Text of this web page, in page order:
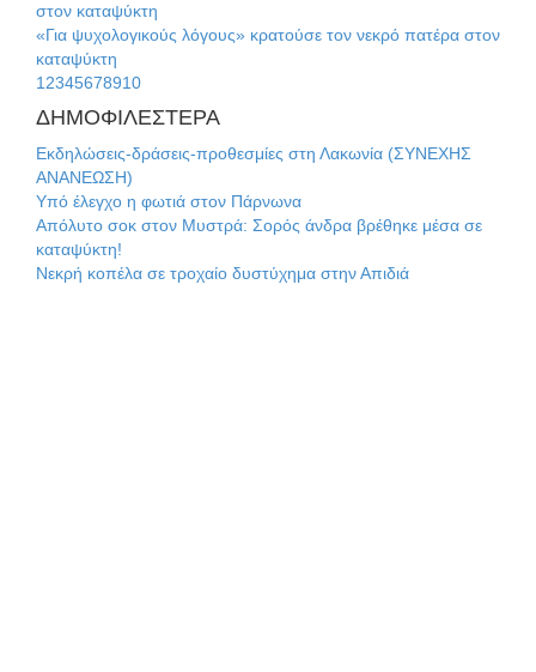
«Για ψυχολογικούς λόγους» κρατούσε τον νεκρό πατέρα στον
καταψύκτη
Kastoras River Festival 2026: Ένα νέο μουσικό φεστιβάλ
γεννιέται στις όχθες του ποταμού στο Καστόρειο
1 2345678910
ΔΗΜΟΦΙΛΕΣΤΕΡΑ
Εκδηλώσεις-δράσεις-προθεσμίες στη Λακωνία (ΣΥΝΕΧΗΣ
ΑΝΑΝΕΩΣΗ)
Υπό έλεγχο η φωτιά στον Πάρνωνα
Απόλυτο σοκ στον Μυστρά: Σορός άνδρα βρέθηκε μέσα σε
καταψύκτη!
Νεκρή κοπέλα σε τροχαίο δυστύχημα στην Απιδιά